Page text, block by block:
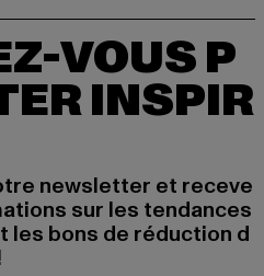
VOUS P
INSPIR
newsletter et receve
sur les tendances
les bons de réduction d